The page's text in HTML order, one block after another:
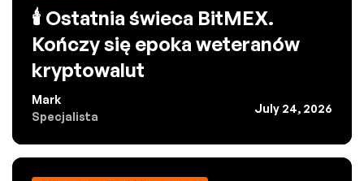
🕯️ Ostatnia świeca BitMEX.
Kończy się epoka weteranów
kryptowalut
Mark
Specjalista
July 24, 2026